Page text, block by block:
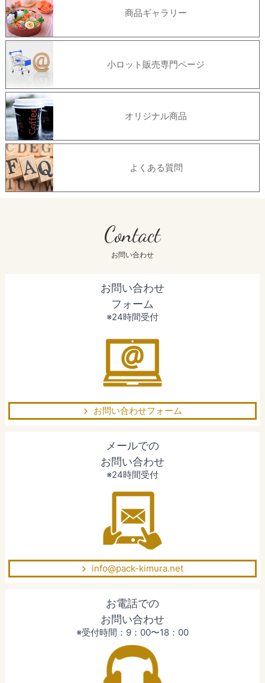
商品ギャラリー
小ロット販売専門ページ
オリジナル商品
よくある質問
Contact
お問い合わせ
お問い合わせ
フォーム
※24時間受付
お問い合わせフォーム
メールでの
お問い合わせ
※24時間受付
info@pack-kimura.net
お電話での
お問い合わせ
※受付時間：9：00〜18：00